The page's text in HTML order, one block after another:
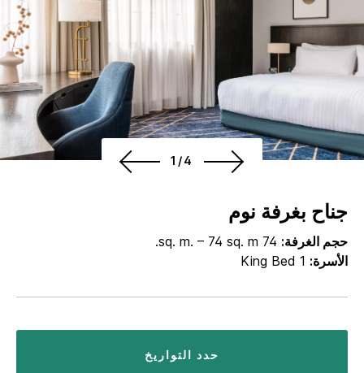
1/4
جناح بغرفة نوم
حجم الغرفة: 74 sq. m. – 74 sq. m.
الأسرة: 1 King Bed
حدد التواريخ